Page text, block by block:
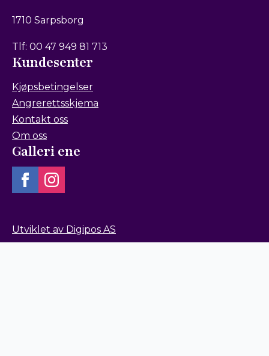
1710 Sarpsborg
Tlf: 00 47 949 81 713
Kundesenter
Kjøpsbetingelser
Angrerettsskjema
Kontakt oss
Om oss
Galleri ene
Utviklet av Digipos AS